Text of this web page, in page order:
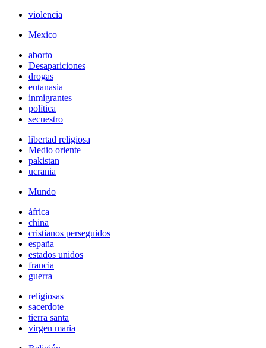
violencia
Mexico
aborto
Desapariciones
drogas
eutanasia
inmigrantes
política
secuestro
libertad religiosa
Medio oriente
pakistan
ucrania
Mundo
áfrica
china
cristianos perseguidos
españa
estados unidos
francia
guerra
religiosas
sacerdote
tierra santa
virgen maria